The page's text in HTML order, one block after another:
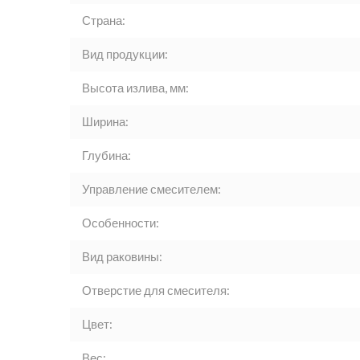
Страна:
Вид продукции:
Высота излива, мм:
Ширина:
Глубина:
Управление смесителем:
Особенности:
Вид раковины:
Отверстие для смесителя:
Цвет: